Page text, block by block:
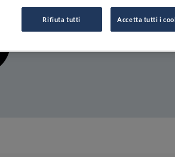
Rifiuta tutti Accetta tutti i